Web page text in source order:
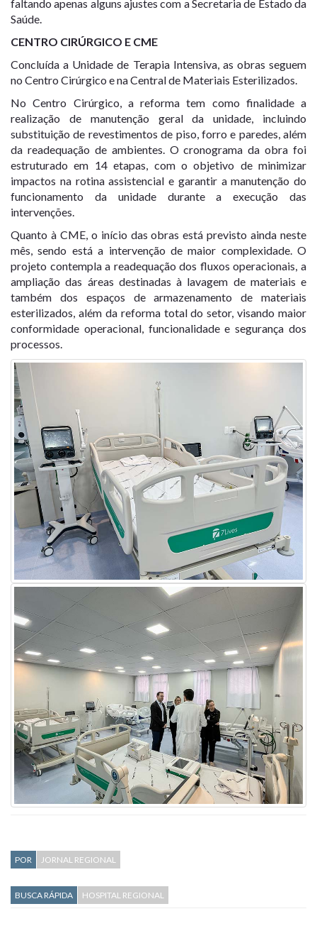
faltando apenas alguns ajustes com a Secretaria de Estado da
Saúde.
CENTRO CIRÚRGICO E CME
Concluída a Unidade de Terapia Intensiva, as obras seguem
no Centro Cirúrgico e na Central de Materiais Esterilizados.
No Centro Cirúrgico, a reforma tem como finalidade a
realização de manutenção geral da unidade, incluindo
substituição de revestimentos de piso, forro e paredes, além
da readequação de ambientes. O cronograma da obra foi
estruturado em 14 etapas, com o objetivo de minimizar
impactos na rotina assistencial e garantir a manutenção do
funcionamento da unidade durante a execução das
intervenções.
Quanto à CME, o início das obras está previsto ainda neste
mês, sendo está a intervenção de maior complexidade. O
projeto contempla a readequação dos fluxos operacionais, a
ampliação das áreas destinadas à lavagem de materiais e
também dos espaços de armazenamento de materiais
esterilizados, além da reforma total do setor, visando maior
conformidade operacional, funcionalidade e segurança dos
processos.
POR JORNAL REGIONAL
BUSCA RÁPIDA HOSPITAL REGIONAL